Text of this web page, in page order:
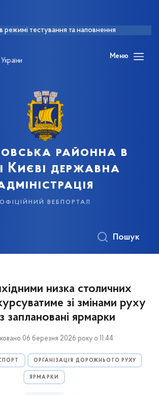
режимі тестування та наповнення
Меню
районна в
Києві державна
офіційний вебпортал
Пошук
низка столичних
зі змінами руху
заплановані ярмарки
06 березня 2026 року о 11:44
ОРГАНІЗАЦІЯ ДОРОЖНЬОГО РУХУ
ЯРМАРКИ